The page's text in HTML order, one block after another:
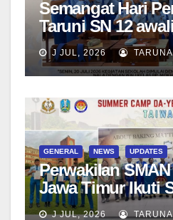
Semangat Hari
Taruni SN 12
bersama Wali
Asesmen
J JUL, 2026
GENERAL NEWS UPDATES
Perwakilan
Jawa Timur Ikuti
di Da-Yeh
J JUL, 2026